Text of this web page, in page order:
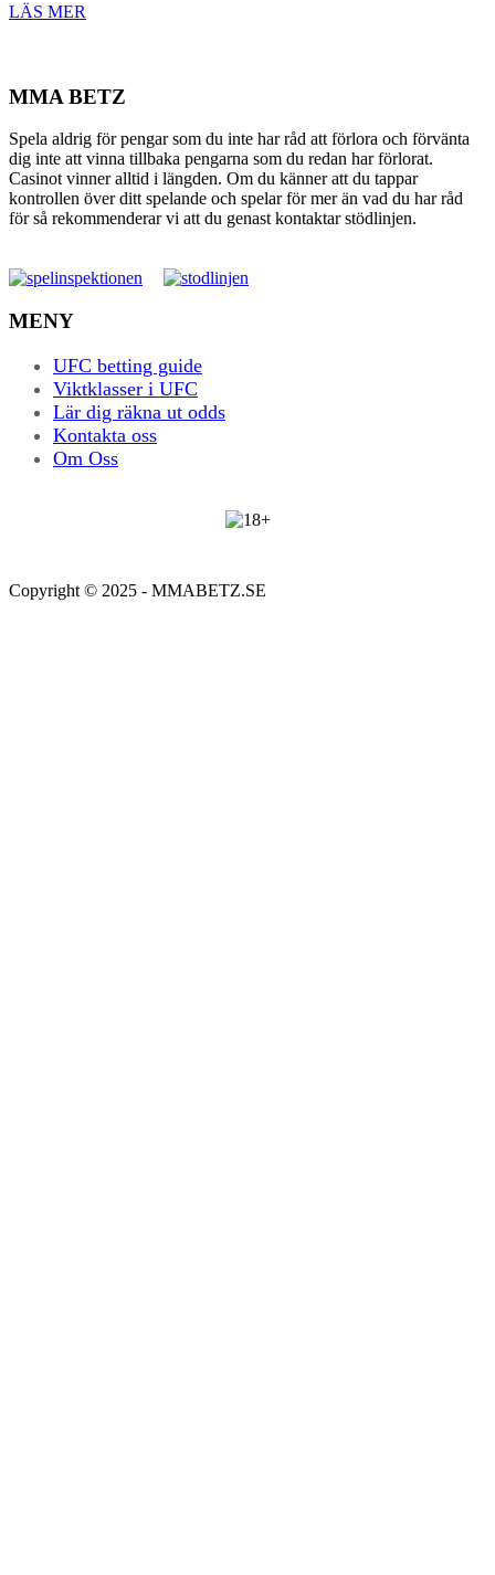
LÄS MER
MMA BETZ
Spela aldrig för pengar som du inte har råd att förlora och förvänta
dig inte att vinna tillbaka pengarna som du redan har förlorat.
Casinot vinner alltid i längden. Om du känner att du tappar
kontrollen över ditt spelande och spelar för mer än vad du har råd
för så rekommenderar vi att du genast kontaktar stödlinjen.
MENY
UFC betting guide
Viktklasser i UFC
Lär dig räkna ut odds
Kontakta oss
Om Oss
Copyright © 2025 - MMABETZ.SE